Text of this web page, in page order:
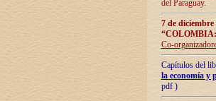
del Paraguay.
7 de
Co-
Capítulos del
la economía y
pdf )